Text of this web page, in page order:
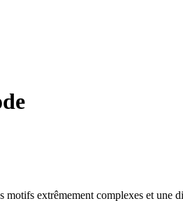
motifs extrêmement complexes et une